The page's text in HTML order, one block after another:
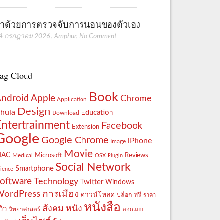
ด้วยการตรวจจับการนอนของตัวเอง
กรกฎาคม 2026 ,Amphur, No Comment
Cloud
Apple Application Book Chrome
Design Download Education
Extension Facebook
Google Chrome Image iPhone
Medical Microsoft Movie OSX Plugin Reviews
Smartphone Social Network
Technology Twitter Windows
การเมือง ดาวน์โหลด บล็อก ฟรี ราคา
ว วิทยาศาสตร์ สังคม หนัง หนังสือ ออกแบบ